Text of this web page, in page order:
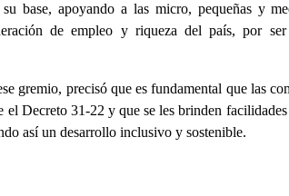
base, apoyando a las micro, pequeñas y
de empleo y riqueza del país, por
gremio, precisó que es fundamental que las
el Decreto 31-22 y que se les brinden
así un desarrollo inclusivo y sostenible.